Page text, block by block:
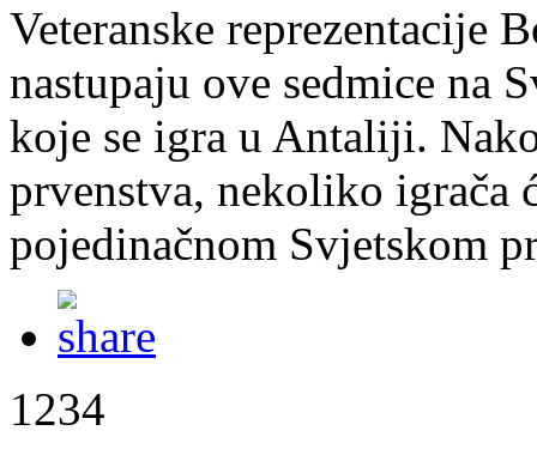
Veteranske reprezentacije
nastupaju ove sedmice na
koje se igra u Antaliji.
prvenstva, nekoliko igrača
pojedinačnom Svjetskom
1234